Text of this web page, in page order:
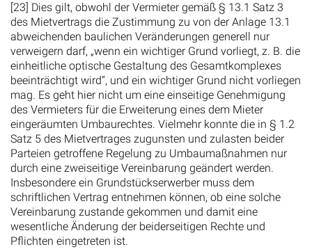
[23] Dies gilt, obwohl der Vermieter gemäß § 13.1 Satz 3
des Mietvertrags die Zustimmung zu von der Anlage 13.1
abweichenden baulichen Veränderungen generell nur
verweigern darf, „wenn ein wichtiger Grund vorliegt, z. B. die
einheitliche optische Gestaltung des Gesamtkomplexes
beeinträchtigt wird“, und ein wichtiger Grund nicht vorliegen
mag. Es geht hier nicht um eine einseitige Genehmigung
des Vermieters für die Erweiterung eines dem Mieter
eingeräumten Umbaurechtes. Vielmehr konnte die in § 1.2
Satz 5 des Mietvertrages zugunsten und zulasten beider
Parteien getroffene Regelung zu Umbaumaßnahmen nur
durch eine zweiseitige Vereinbarung geändert werden.
Insbesondere ein Grundstückserwerber muss dem
schriftlichen Vertrag entnehmen können, ob eine solche
Vereinbarung zustande gekommen und damit eine
wesentliche Änderung der beiderseitigen Rechte und
Pflichten eingetreten ist.